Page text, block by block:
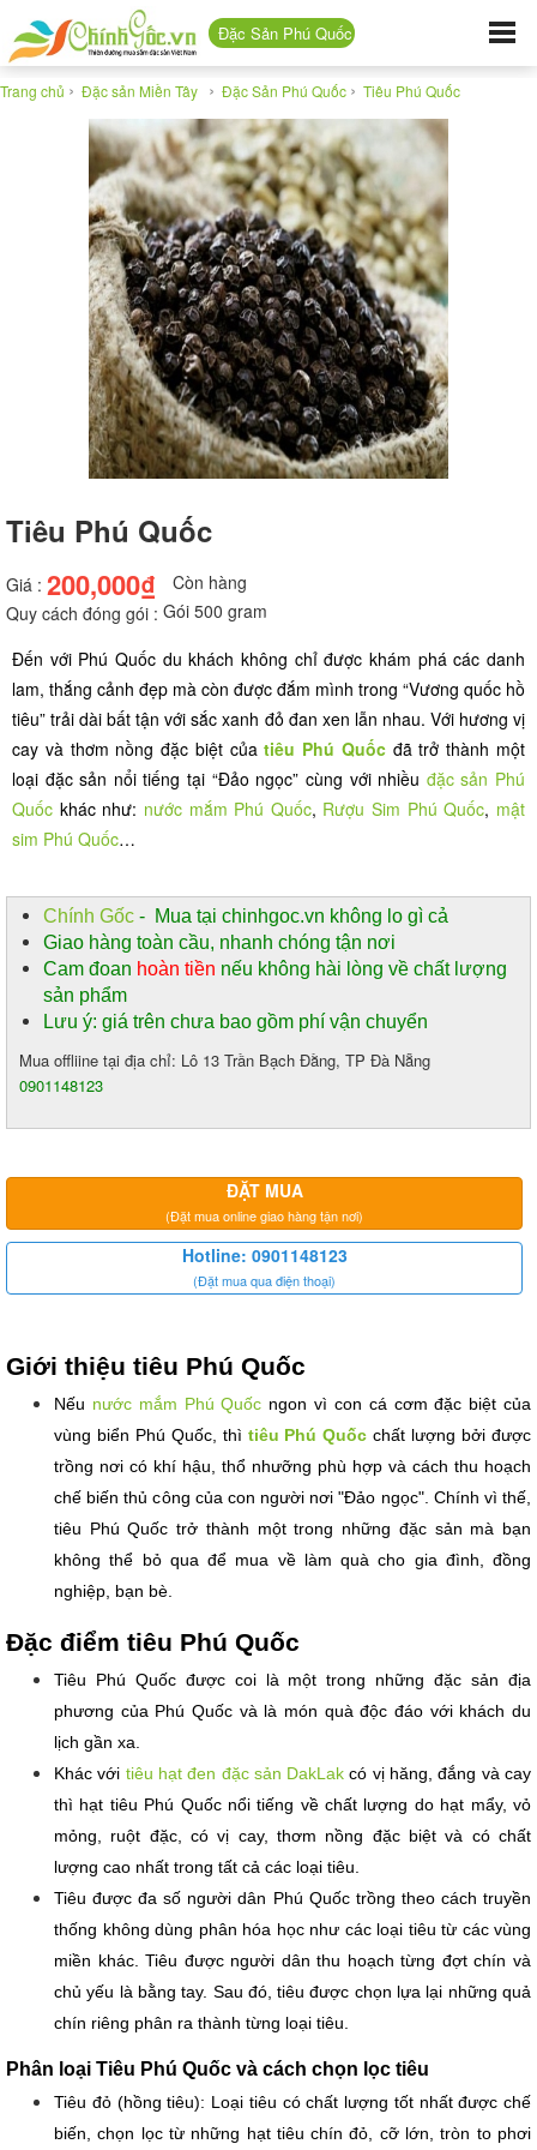
Đặc Sản Phú Quốc
Trang chủ › Đặc sản Miền Tây › Đặc Sản Phú Quốc › Tiêu Phú Quốc
Tiêu Phú Quốc
Giá : 200,000₫
Còn hàng
Quy cách đóng gói : Gói 500 gram
Đến với Phú Quốc du khách không chỉ được khám phá các danh
lam, thắng cảnh đẹp mà còn được đắm mình trong “Vương quốc hồ
tiêu” trải dài bất tận với sắc xanh đỏ đan xen lẫn nhau. Với hương vị
cay và thơm nồng đặc biệt của tiêu Phú Quốc đã trở thành một
loại đặc sản nổi tiếng tại “Đảo ngọc” cùng với nhiều đặc sản Phú
Quốc khác như: nước mắm Phú Quốc, Rượu Sim Phú Quốc, mật
sim Phú Quốc…
Chính Gốc - Mua tại chinhgoc.vn không lo gì cả
Giao hàng toàn cầu, nhanh chóng tận nơi
Cam đoan hoàn tiền nếu không hài lòng về chất lượng
sản phẩm
Lưu ý: giá trên chưa bao gồm phí vận chuyển
Mua offliine tại địa chỉ: Lô 13 Trần Bạch Đằng, TP Đà Nẵng
0901148123
ĐẶT MUA
(Đặt mua online giao hàng tận nơi)
Hotline: 0901148123
(Đặt mua qua điện thoại)
Giới thiệu tiêu Phú Quốc
Nếu nước mắm Phú Quốc ngon vì con cá cơm đặc biệt của
vùng biển Phú Quốc, thì tiêu Phú Quốc chất lượng bởi được
trồng nơi có khí hậu, thổ nhưỡng phù hợp và cách thu hoạch
chế biến thủ công của con người nơi "Đảo ngọc". Chính vì thế,
tiêu Phú Quốc trở thành một trong những đặc sản mà bạn
không thể bỏ qua để mua về làm quà cho gia đình, đồng
nghiệp, bạn bè.
Đặc điểm tiêu Phú Quốc
Tiêu Phú Quốc được coi là một trong những đặc sản địa
phương của Phú Quốc và là món quà độc đáo với khách du
lịch gần xa.
Khác với tiêu hạt đen đặc sản DakLak có vị hăng, đắng và cay
thì hạt tiêu Phú Quốc nổi tiếng về chất lượng do hạt mẩy, vỏ
mỏng, ruột đặc, có vị cay, thơm nồng đặc biệt và có chất
lượng cao nhất trong tất cả các loại tiêu.
Tiêu được đa số người dân Phú Quốc trồng theo cách truyền
thống không dùng phân hóa học như các loại tiêu từ các vùng
miền khác. Tiêu được người dân thu hoạch từng đợt chín và
chủ yếu là bằng tay. Sau đó, tiêu được chọn lựa lại những quả
chín riêng phân ra thành từng loại tiêu.
Phân loại Tiêu Phú Quốc và cách chọn lọc tiêu
Tiêu đỏ (hồng tiêu): Loại tiêu có chất lượng tốt nhất được chế
biến, chọn lọc từ những hạt tiêu chín đỏ, cỡ lớn, tròn to phơi